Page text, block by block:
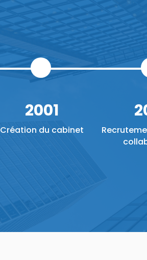
2001
Création du cabinet